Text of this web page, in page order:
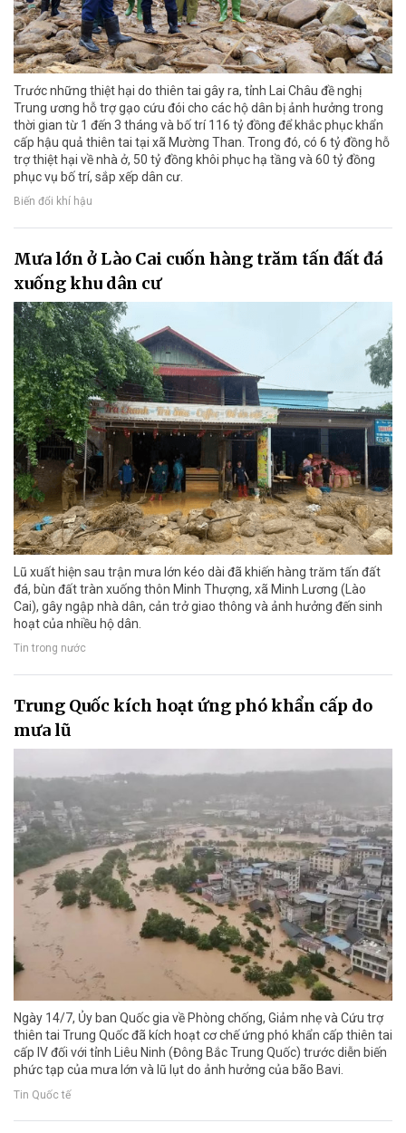
Trước những thiệt hại do thiên tai gây ra, tỉnh Lai Châu đề nghị
Trung ương hỗ trợ gạo cứu đói cho các hộ dân bị ảnh hưởng trong
thời gian từ 1 đến 3 tháng và bố trí 116 tỷ đồng để khắc phục khẩn
cấp hậu quả thiên tai tại xã Mường Than. Trong đó, có 6 tỷ đồng hỗ
trợ thiệt hại về nhà ở, 50 tỷ đồng khôi phục hạ tầng và 60 tỷ đồng
phục vụ bố trí, sắp xếp dân cư.
Biến đổi khí hậu
Mưa lớn ở Lào Cai cuốn hàng trăm tấn đất đá
xuống khu dân cư
Lũ xuất hiện sau trận mưa lớn kéo dài đã khiến hàng trăm tấn đất
đá, bùn đất tràn xuống thôn Minh Thượng, xã Minh Lương (Lào
Cai), gây ngập nhà dân, cản trở giao thông và ảnh hưởng đến sinh
hoạt của nhiều hộ dân.
Tin trong nước
Trung Quốc kích hoạt ứng phó khẩn cấp do
mưa lũ
Ngày 14/7, Ủy ban Quốc gia về Phòng chống, Giảm nhẹ và Cứu trợ
thiên tai Trung Quốc đã kích hoạt cơ chế ứng phó khẩn cấp thiên tai
cấp IV đối với tỉnh Liêu Ninh (Đông Bắc Trung Quốc) trước diễn biến
phức tạp của mưa lớn và lũ lụt do ảnh hưởng của bão Bavi.
Tin Quốc tế